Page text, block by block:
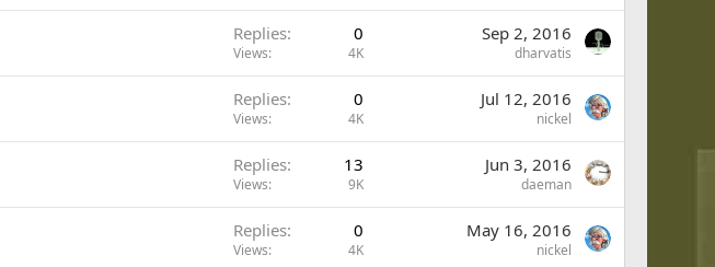
Replies 0
Views 4K
Sep 2, 2016
dharvatis
Replies 0
Views 4K
Jul 12, 2016
nickel
Replies 13
Views 9K
Jun 3, 2016
daeman
Replies 0
Views 4K
May 16, 2016
nickel